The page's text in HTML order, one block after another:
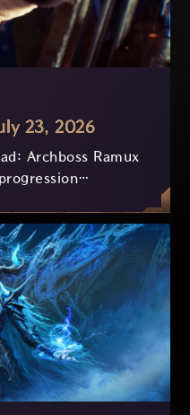
23, 2026
Archboss Ramux